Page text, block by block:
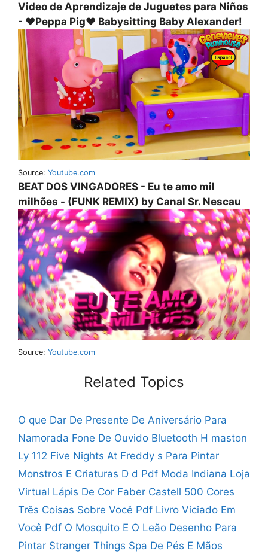
Video de Aprendizaje de Juguetes para Niños
- ♥Peppa Pig♥ Babysitting Baby Alexander!
Source: Youtube.com
BEAT DOS VINGADORES - Eu te amo mil
milhões - (FUNK REMIX) by Canal Sr. Nescau
Source: Youtube.com
Related Topics
O que Dar De Presente De Aniversário Para
Namorada Fone De Ouvido Bluetooth H maston
Ly 112 Five Nights At Freddy s Para Pintar
Monstros E Criaturas D d Pdf Moda Indiana Loja
Virtual Lápis De Cor Faber Castell 500 Cores
Três Coisas Sobre Você Pdf Livro Viciado Em
Você Pdf O Mosquito E O Leão Desenho Para
Pintar Stranger Things Spa De Pés E Mãos